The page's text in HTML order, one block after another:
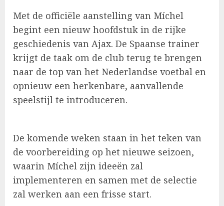
Met de officiële aanstelling van Míchel
begint een nieuw hoofdstuk in de rijke
geschiedenis van Ajax. De Spaanse trainer
krijgt de taak om de club terug te brengen
naar de top van het Nederlandse voetbal en
opnieuw een herkenbare, aanvallende
speelstijl te introduceren.
De komende weken staan in het teken van
de voorbereiding op het nieuwe seizoen,
waarin Míchel zijn ideeën zal
implementeren en samen met de selectie
zal werken aan een frisse start.